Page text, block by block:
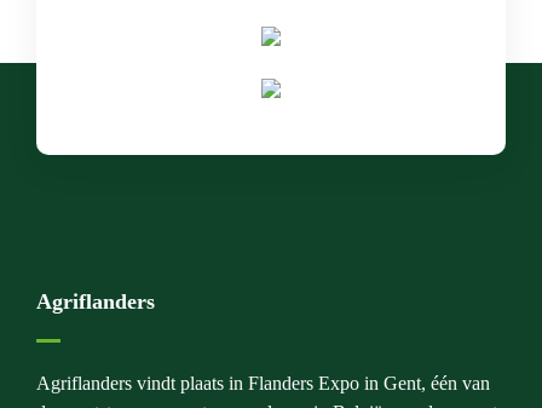
Agriflanders
Agriflanders vindt plaats in Flanders Expo in Gent, één van